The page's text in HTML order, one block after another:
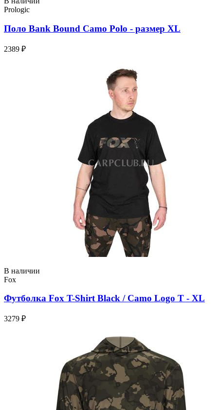
Prologic
Поло Bank Bound Camo Polo - размер XL
2389 ₽
В наличии
Fox
Футболка Fox T-Shirt Black / Camo Logo T - XL
3279 ₽